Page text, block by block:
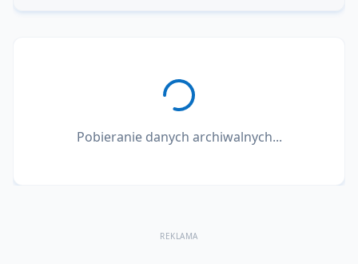
Pobieranie danych archiwalnych...
REKLAMA